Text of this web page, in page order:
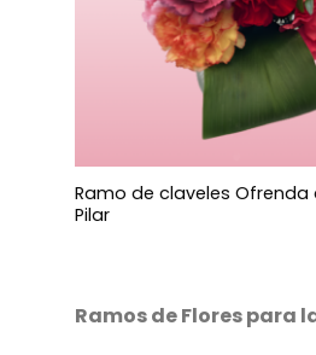
Ramo de claveles Ofrenda
Pilar
Ramos de Flores para